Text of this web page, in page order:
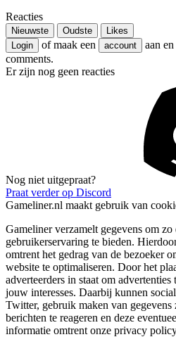
Reacties
Nieuwste Oudste
Likes
Login
of maak een account
aan
comments.
Er zijn nog geen reacties
Nog niet uitgepraat?
Praat verder op Discord
Gameliner.nl maakt gebruik van
Gameliner verzamelt gegevens om zo
gebruikerservaring te bieden.
omtrent het gedrag van de bezoeker
website te optimaliseren. Door het
adverteerders in staat om
jouw interesses. Daarbij kunnen
Twitter, gebruik maken van gegevens
berichten te reageren en deze
informatie omtrent onze privacy